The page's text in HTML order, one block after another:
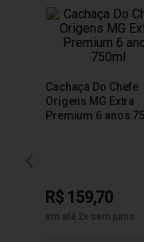
Cachaça Do Chefe
Origens MG Extra
Premium 6 anos
R$ 159,70
em até 2x sem juros